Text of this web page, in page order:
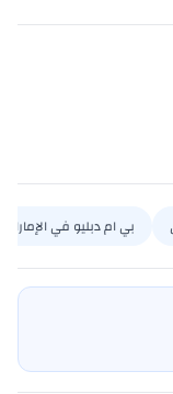
بي ام دبليو في الإمارات